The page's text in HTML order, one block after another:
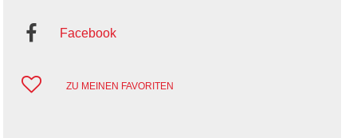
Facebook
ZU MEINEN FAVORITEN